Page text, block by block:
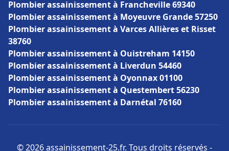
Plombier assainissement à Francheville 69340
Plombier assainissement à Moyeuvre Grande 57250
Plombier assainissement à Varces Allières et Risset
38760
Plombier assainissement à Ouistreham 14150
Plombier assainissement à Liverdun 54460
Plombier assainissement à Oyonnax 01100
Plombier assainissement à Questembert 56230
Plombier assainissement à Darnétal 76160
© 2026 assainissement-25.fr. Tous droits réservés -